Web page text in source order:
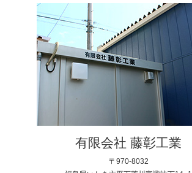
有限会社 藤彰工業
〒970-8032